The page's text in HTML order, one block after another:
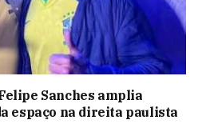
Sanches amplia
espaço na direita paulista